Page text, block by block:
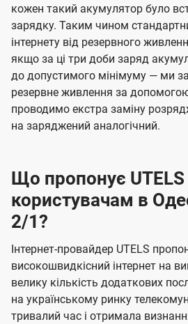
кожен такий акумулятор було
зарядку. Таким чином
інтернету від резервного
якщо за ці три доби заряд
до допустимого мінімуму — ми
резервне живлення за
проводимо екстра заміну
на заряджений аналогічний.
Що пропонує UTELS
користувачам в
2/1?
Інтернет-провайдер UTELS
високошвидкісний інтернет на
велику кількість додаткових
на українському ринку
тривалий час і отримала